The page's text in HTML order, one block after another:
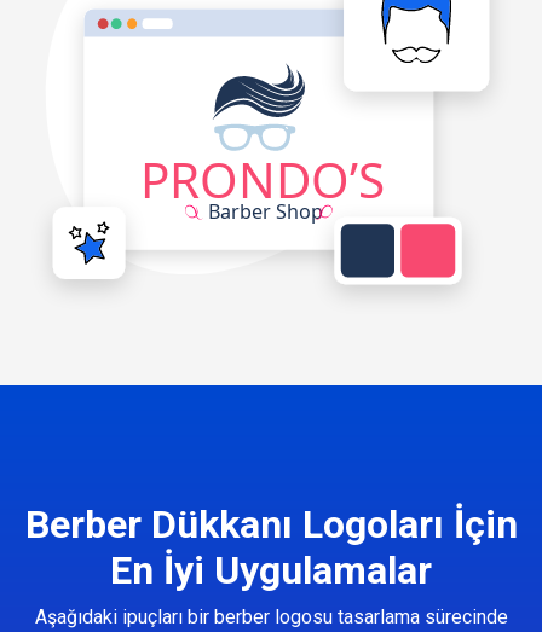
Berber Dükkanı Logoları İçin
En İyi Uygulamalar
Aşağıdaki ipuçları bir berber logosu tasarlama sürecinde